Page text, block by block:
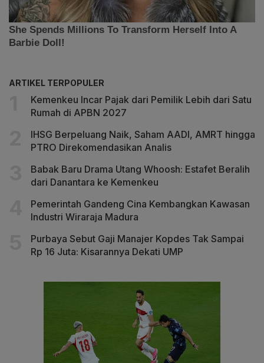
ARTIKEL TERPOPULER
Kemenkeu Incar Pajak dari Pemilik Lebih dari Satu
Rumah di APBN 2027
IHSG Berpeluang Naik, Saham AADI, AMRT hingga
PTRO Direkomendasikan Analis
Babak Baru Drama Utang Whoosh: Estafet Beralih
dari Danantara ke Kemenkeu
Pemerintah Gandeng Cina Kembangkan Kawasan
Industri Wiraraja Madura
Purbaya Sebut Gaji Manajer Kopdes Tak Sampai
Rp 16 Juta: Kisarannya Dekati UMP